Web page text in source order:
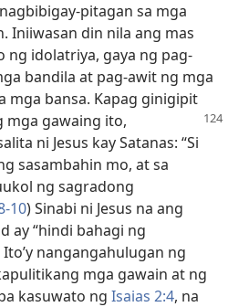
pitagan sa mga
Iniiwasan din nila ang mas
ng idolatriya, gaya ng pag-
bandila at pag-awit ng mga
mga bansa. Kapag ginigipit
mga gawaing ito,
ni Jesus kay Satanas: “Si
sasambahin mo, at sa
ng sagradong
10) Sinabi ni Jesus na ang
ay “hindi bahagi ng
Ito’y nangangahulugan ng
mga gawain at ng
kasuwato ng Isaias 2:​4, na